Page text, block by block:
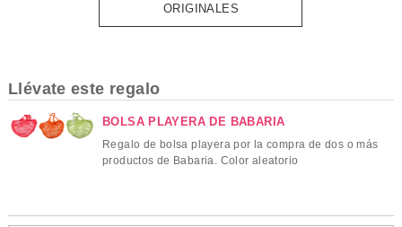
ORIGINALES
Llévate este regalo
BOLSA PLAYERA DE BABARIA
Regalo de bolsa playera por la compra de dos o más
productos de Babaria. Color aleatorio